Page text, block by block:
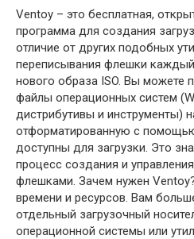
Ventoy – это бесплатная,
программа для создания
отличие от других подобных
переписывания флешки
нового образа ISO. Вы можете
файлы операционных систем
дистрибутивы и инструменты)
отформатированную с
доступны для загрузки. Это
процесс создания и
флешками. Зачем нужен
времени и ресурсов. Вам
отдельный загрузочный
операционной системы или